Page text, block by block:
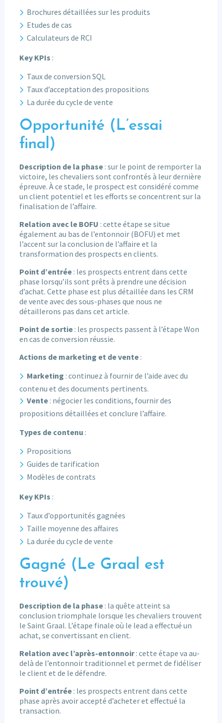
Brochures détaillées sur les produits
Etudes de cas
Calculateurs de RCI
Key KPIs :
Taux de conversion SQL
Taux d’acceptation des propositions
La durée du cycle de vente
Opportunité (L’essai
final)
Description de la phase: sur le point de remporter la
victoire, les chevaliers sont confrontés à leur dernière
épreuve. À ce stade, le prospect est considéré comme
un client potentiel et les efforts se concentrent sur la
finalisation de l’affaire.
Relation avec le BOFU : cette étape se situe
également au bas de l’entonnoir (BOFU) et met
l’accent sur la conclusion de l’affaire et la
transformation des prospects en clients.
Point d’entrée: les prospects entrent dans cette
phase lorsqu’ils sont prêts à prendre une décision
d’achat. Cette phase est plus détaillée dans les CRM
de vente avec des sous-phases que nous ne
détaillerons pas dans cet article.
Point de sortie: les prospects passent à l’étape Won
en cas de conversion réussie.
Actions de marketing et de vente:
Marketing : continuez à fournir de l’aide avec du
contenu et des documents pertinents.
Vente : négocier les conditions, fournir des
propositions détaillées et conclure l’affaire.
Types de contenu :
Propositions
Guides de tarification
Modèles de contrats
Key KPIs :
Taux d’opportunités gagnées
Taille moyenne des affaires
La durée du cycle de vente
Gagné (Le Graal est
trouvé)
Description de la phase: la quête atteint sa
conclusion triomphale lorsque les chevaliers trouvent
le Saint Graal. L’étape finale où le lead a effectué un
achat, se convertissant en client.
Relation avec l’après-entonnoir: cette étape va au-
delà de l’entonnoir traditionnel et permet de fidéliser
le client et de le défendre.
Point d’entrée: les prospects entrent dans cette
phase après avoir accepté d’acheter et effectué la
transaction.